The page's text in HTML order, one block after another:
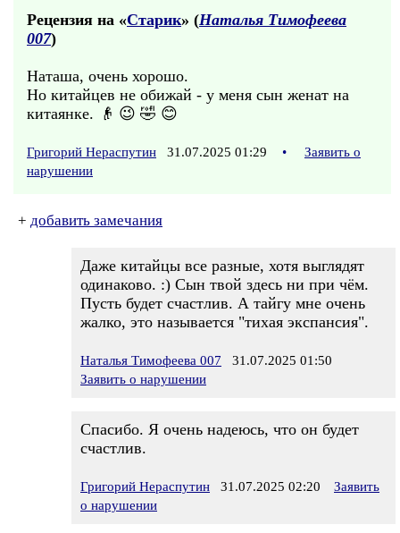
Рецензия на «Старик» (Наталья Тимофеева
007)
Наташа, очень хорошо.
Но китайцев не обижай - у меня сын женат на
китаянке. 👴 😉 🤣 😊
Григорий Нераспутин 31.07.2025 01:29 •
Заявить о
нарушении
+ добавить замечания
Даже китайцы все разные, хотя выглядят
одинаково. :) Сын твой здесь ни при чём.
Пусть будет счастлив. А тайгу мне очень
жалко, это называется "тихая экспансия".
Наталья Тимофеева 007 31.07.2025 01:50
Заявить о нарушении
Спасибо. Я очень надеюсь, что он будет
счастлив.
Григорий Нераспутин 31.07.2025 02:20
Заявить
о нарушении